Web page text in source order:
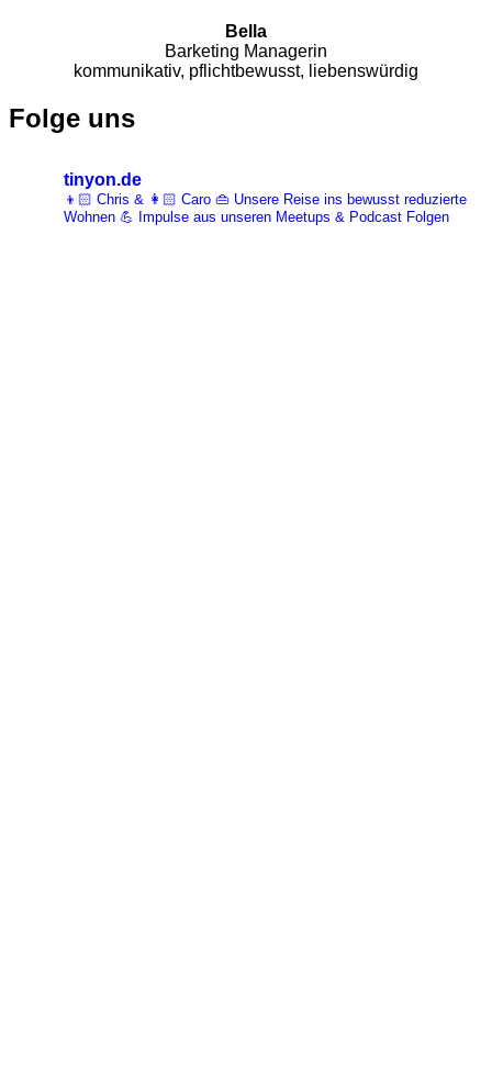
Bella
Barketing Managerin
kommunikativ, pflichtbewusst, liebenswürdig
Folge uns
tinyon.de
👦🏻 Chris & 👩🏻 Caro 👜 Unsere Reise ins bewusst reduzierte
Wohnen 💪 Impulse aus unseren Meetups & Podcast Folgen